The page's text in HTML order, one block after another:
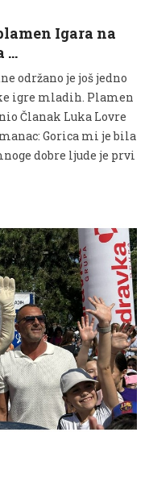
Igara na
…
održano je još jedno
igre mladih. Plamen
Članak Luka Lovre
Gorica mi je bila
dobre ljude je prvi